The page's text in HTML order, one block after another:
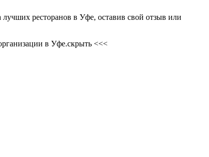
ресторанов в Уфе, оставив свой отзыв или
в Уфе.скрыть <<<